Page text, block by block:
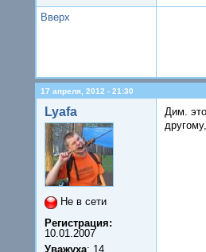
Вверх
17 апреля, 2012 - 21:30
Lyafa
Не в сети
Регистрация:
10.01.2007
Уважуха: 14
Дим.